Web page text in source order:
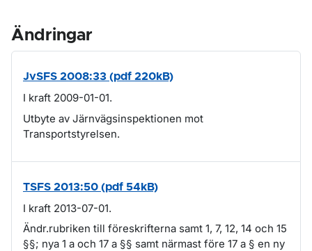
Ändringar
JvSFS 2008:33 (pdf 220kB)
I kraft 2009-01-01.
Utbyte av Järnvägsinspektionen mot
Transportstyrelsen.
TSFS 2013:50 (pdf 54kB)
I kraft 2013-07-01.
Ändr.rubriken till föreskrifterna samt 1, 7, 12, 14 och 15
§§; nya 1 a och 17 a §§ samt närmast före 17 a § en ny